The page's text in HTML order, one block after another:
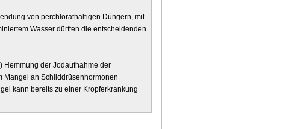
von perchlorathaltigen Düngern, mit
Wasser dürften die entscheidenden
Hemmung der Jodaufnahme der
Mangel an Schilddrüsenhormonen
kann bereits zu einer Kropferkrankung